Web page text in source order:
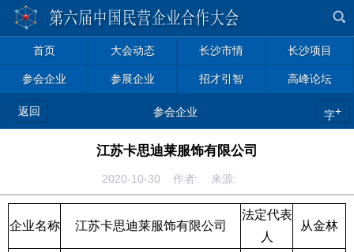
首页 大会动态 长沙市情 长沙项目
参会企业 参展企业 招才引智 高峰论坛
返回 参会企业 字+
江苏卡思迪莱服饰有限公司
2020-10-30 作者: 来源:
企业名称 江苏卡思迪莱服饰有限公司
法定代表
人
从金林